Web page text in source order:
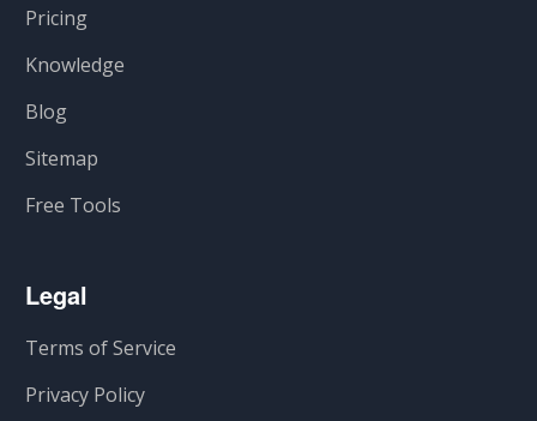
Pricing
Knowledge
Blog
Sitemap
Free Tools
Legal
Terms of Service
Privacy Policy